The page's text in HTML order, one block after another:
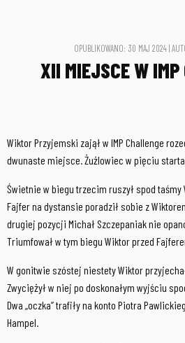
OPUBLIKOWANO: 30 MAJ 2024 |
XII MIEJSCE W IMP
Wiktor Przyjemski zajął w IMP Challenge
dwunaste miejsce. Żużlowiec w pięciu
Świetnie w biegu trzecim ruszył spod taśmy
Fajfer na dystansie poradził sobie z
drugiej pozycji Michał Szczepaniak nie
Triumfował w tym biegu Wiktor przed
W gonitwie szóstej niestety Wiktor
Zwyciężył w niej po doskonałym wyjściu
Dwa „oczka” trafiły na konto Piotra
Hampel.